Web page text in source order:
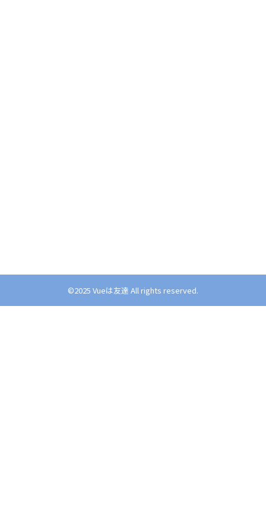
©︎2025 Vueは友達 All rights reserved.